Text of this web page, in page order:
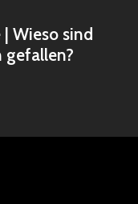
Wieso sind
gefallen?